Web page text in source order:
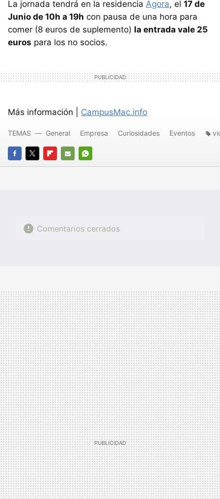
La jornada tendrá en la residencia Àgora, el 17 de
Junio de 10h a 19h con pausa de una hora para
comer (8 euros de suplemento) la entrada vale 25
euros para los no socios.
Más información | CampusMac.info
FACEBOOK
TWITTERFLIPBOARD
E-
WHATSAPP
TEMAS General Empresa Curiosidades Eventos
Comentarios cerrados